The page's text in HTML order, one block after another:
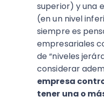
superior) y una
(en un nivel
siempre es
empresariales
de “niveles
considerar
empresa
tener una o